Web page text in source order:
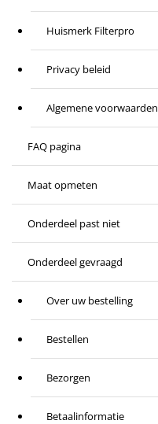
Huismerk Filterpro
Privacy beleid
Algemene voorwaarden
FAQ pagina
Maat opmeten
Onderdeel past niet
Onderdeel gevraagd
Over uw bestelling
Bestellen
Bezorgen
Betaalinformatie